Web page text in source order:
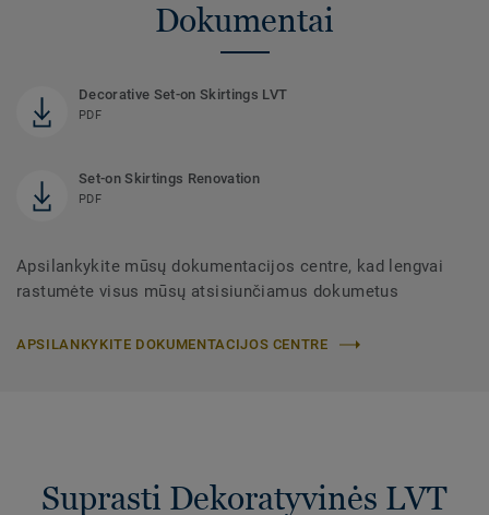
Dokumentai
Decorative Set-on Skirtings LVT
PDF
Set-on Skirtings Renovation
PDF
Apsilankykite mūsų dokumentacijos centre, kad lengvai
rastumėte visus mūsų atsisiunčiamus dokumetus
APSILANKYKITE DOKUMENTACIJOS CENTRE
Suprasti Dekoratyvinės LVT